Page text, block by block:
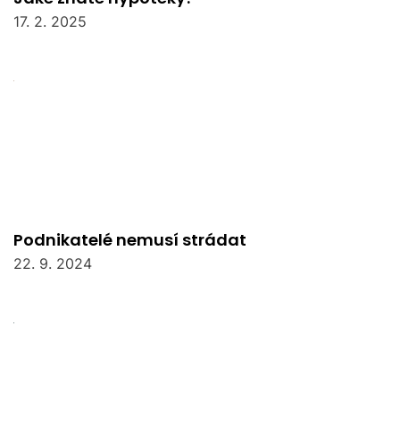
17. 2. 2025
Podnikatelé nemusí strádat
22. 9. 2024